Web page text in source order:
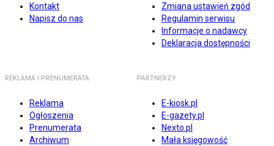
Kontakt
Napisz do nas
Zmiana ustawień zgód
Regulamin serwisu
Informacje o nadawcy
Deklaracja dostępności
REKLAMA I PRENUMERATA
Reklama
Ogłoszenia
Prenumerata
Archiwum
PARTNERZY
E-kiosk.pl
E-gazety.pl
Nexto.pl
Mała księgowość